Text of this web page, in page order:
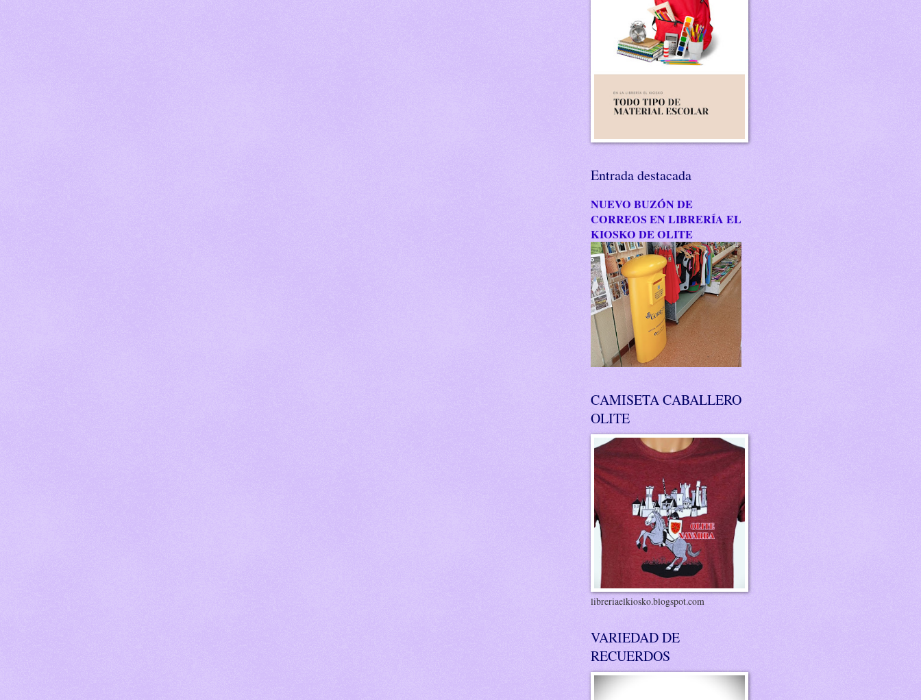
Entrada destacada
NUEVO BUZÓN DE
CORREOS EN LIBRERÍA EL
KIOSKO DE OLITE
CAMISETA CABALLERO
OLITE
libreriaelkiosko.blogspot.com
VARIEDAD DE
RECUERDOS